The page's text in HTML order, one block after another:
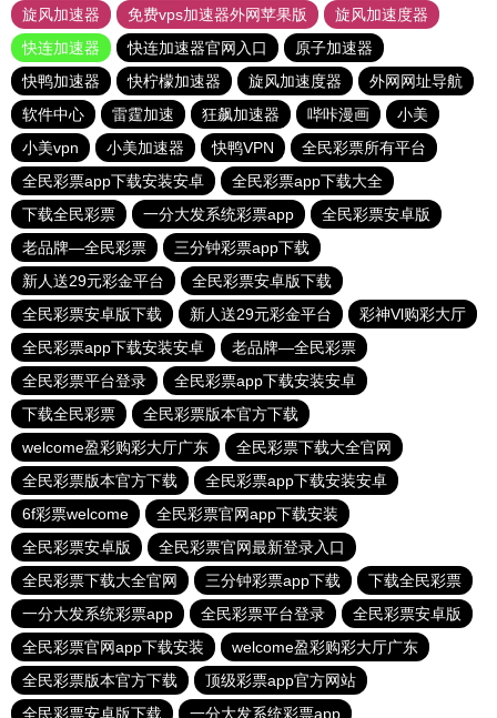
旋风加速器
免费vps加速器外网苹果版
旋风加速度器
快连加速器
快连加速器官网入口
原子加速器
快鸭加速器
快柠檬加速器 旋风加速度器
外网网址导航
软件中心
雷霆加速 狂飙加速器 哔咔漫画
小美
小美vpn
小美加速器 快鸭VPN
全民彩票所有平台
全民彩票app下载安装安卓
全民彩票app下载大全
下载全民彩票
一分大发系统彩票app
全民彩票安卓版
老品牌—全民彩票
三分钟彩票app下载
新人送29元彩金平台
全民彩票安卓版下载
全民彩票安卓版下载
新人送29元彩金平台
彩神Vl购彩大厅
全民彩票app下载安装安卓
老品牌—全民彩票
全民彩票平台登录
全民彩票app下载安装安卓
下载全民彩票
全民彩票版本官方下载
welcome盈彩购彩大厅广东
全民彩票下载大全官网
全民彩票版本官方下载
全民彩票app下载安装安卓
6f彩票welcome
全民彩票官网app下载安装
全民彩票安卓版
全民彩票官网最新登录入口
全民彩票下载大全官网
三分钟彩票app下载
下载全民彩票
一分大发系统彩票app
全民彩票平台登录
全民彩票安卓版
全民彩票官网app下载安装
welcome盈彩购彩大厅广东
全民彩票版本官方下载
顶级彩票app官方网站
全民彩票安卓版下载
一分大发系统彩票app